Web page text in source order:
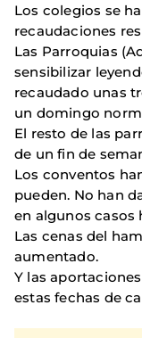
Los colegios se
recaudaciones
Las Parroquias
sensibilizar
recaudado unas
un domingo
El resto de las
de un fin de
Los conventos
pueden. No han
en algunos casos
Las cenas del
aumentado.
Y las
estas fechas de